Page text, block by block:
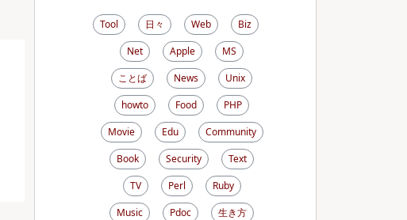
Tool 日々 Web
Biz
Net
Apple
MS
ことば
News
Unix
howto
Food
PHP
Movie
Edu
Community
Book
Security
Text
TV
Perl
Ruby
Music
Pdoc
生き方